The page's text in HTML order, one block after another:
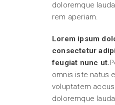
doloremque
rem aperiam.
Lorem ipsum
consectetur
feugiat nunc ut.
omnis iste natus
voluptatem
doloremque